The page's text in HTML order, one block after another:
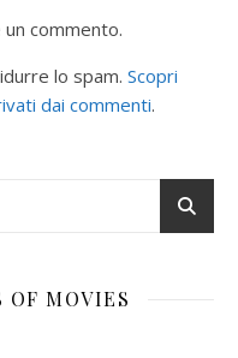
commento.
lo spam. Scopri
dai commenti.
MOVIES